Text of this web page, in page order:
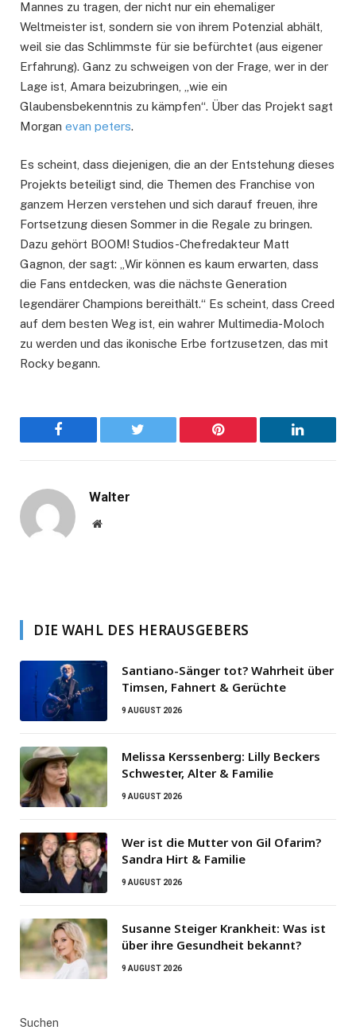
Mannes zu tragen, der nicht nur ein ehemaliger
Weltmeister ist, sondern sie von ihrem Potenzial abhält,
weil sie das Schlimmste für sie befürchtet (aus eigener
Erfahrung). Ganz zu schweigen von der Frage, wer in der
Lage ist, Amara beizubringen, „wie ein
Glaubensbekenntnis zu kämpfen“. Über das Projekt sagt
Morgan evan peters.
Es scheint, dass diejenigen, die an der Entstehung dieses
Projekts beteiligt sind, die Themen des Franchise von
ganzem Herzen verstehen und sich darauf freuen, ihre
Fortsetzung diesen Sommer in die Regale zu bringen.
Dazu gehört BOOM! Studios-Chefredakteur Matt
Gagnon, der sagt: „Wir können es kaum erwarten, dass
die Fans entdecken, was die nächste Generation
legendärer Champions bereithält.“ Es scheint, dass Creed
auf dem besten Weg ist, ein wahrer Multimedia-Moloch
zu werden und das ikonische Erbe fortzusetzen, das mit
Rocky begann.
Facebook Twitter Pinterest LinkedIn
Walter
Website
DIE WAHL DES HERAUSGEBERS
Santiano-Sänger tot? Wahrheit über
Timsen, Fahnert & Gerüchte
9 AUGUST 2026
Melissa Kerssenberg: Lilly Beckers
Schwester, Alter & Familie
9 AUGUST 2026
Wer ist die Mutter von Gil Ofarim?
Sandra Hirt & Familie
9 AUGUST 2026
Susanne Steiger Krankheit: Was ist
über ihre Gesundheit bekannt?
9 AUGUST 2026
Suchen